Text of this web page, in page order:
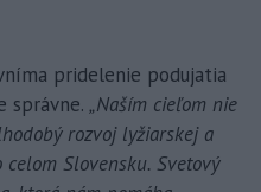
pridelenie podujatia
správne. „Naším cieľom nie
rozvoj lyžiarskej a
Slovensku. Svetový